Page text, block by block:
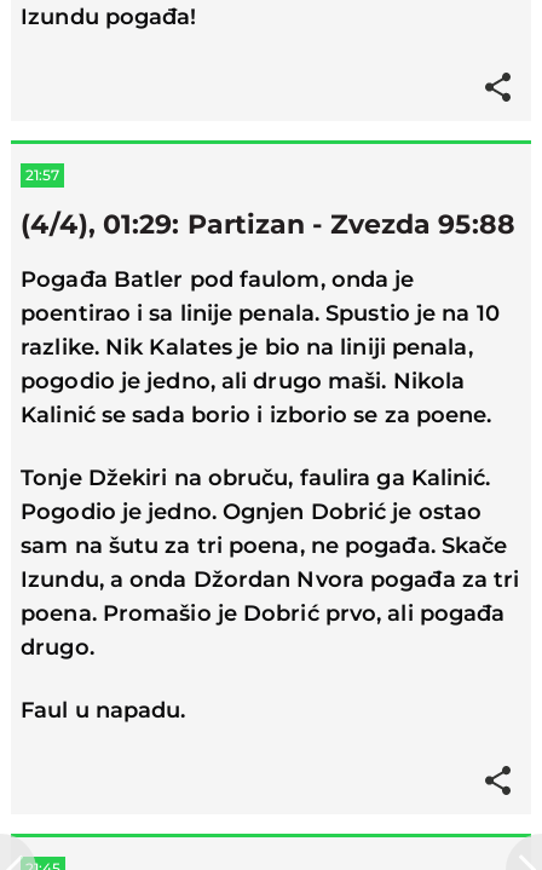
Izundu pogađa!
21:57
(4/4), 01:29: Partizan - Zvezda 95:88
Pogađa Batler pod faulom, onda je
poentirao i sa linije penala. Spustio je na 10
razlike. Nik Kalates je bio na liniji penala,
pogodio je jedno, ali drugo maši. Nikola
Kalinić se sada borio i izborio se za poene.
Tonje Džekiri na obruču, faulira ga Kalinić.
Pogodio je jedno. Ognjen Dobrić je ostao
sam na šutu za tri poena, ne pogađa. Skače
Izundu, a onda Džordan Nvora pogađa za tri
poena. Promašio je Dobrić prvo, ali pogađa
drugo.
Faul u napadu.